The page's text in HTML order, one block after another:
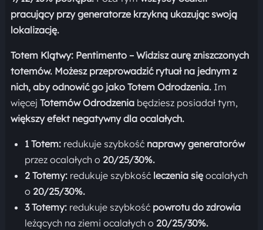
pracujący przy generatorze krzykną ukazując swoją
lokalizację.
Totem Klątwy: Pentimento – Widzisz aurę zniszczonych
totemów. Możesz przeprowadzić rytuał na jednym z
nich, aby odnowić go jako Totem Odrodzenia.Im
więcej Totemów Odrodzeniabędziesz posiadał tym,
większy efekt negatywny dla ocalałych.
1 Totem:redukuje szybkość naprawy generatorów
przez ocalałych o 20/25/30%.
2 Totemy:redukuje szybkość leczenia się ocalałych
o 20/25/30%.
3 Totemy:redukuje szybkość powrotu do zdrowia
leżących na ziemi ocalałych o 20/25/30%.